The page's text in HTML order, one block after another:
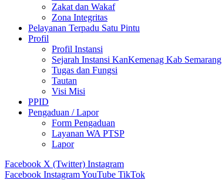
Zakat dan Wakaf
Zona Integritas
Pelayanan Terpadu Satu Pintu
Profil
Profil Instansi
Sejarah Instansi KanKemenag Kab Semarang
Tugas dan Fungsi
Tautan
Visi Misi
PPID
Pengaduan / Lapor
Form Pengaduan
Layanan WA PTSP
Lapor
Facebook X (Twitter) Instagram
Facebook InstagramYouTube TikTok